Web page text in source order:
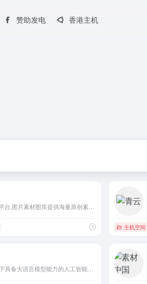
赞助发电 香港主机
昵图网_原创素材共享平台.图片素材图库提供海量原创素材,图片下载,摄影作品,设计素材,视频素材,ppt模板,PSD源文件,矢量图,AI,CDR,EPS等高清图片下载.
主机空间
WPS AI 是金山办公旗下具备大语言模型能力的人工智能应用，提供智能文档写作、长文阅读处理与人机交互等能力，与 WPS办公结合有自动生成 PPT、表格分析处理、文章改写续写、翻译等功能，助力智能办公，提升用户体验。